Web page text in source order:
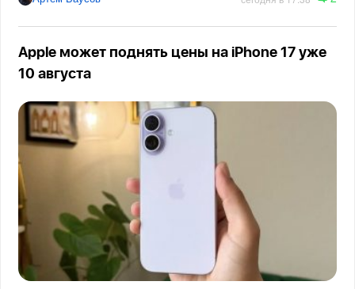
Apple может поднять цены на iPhone 17 уже
10 августа